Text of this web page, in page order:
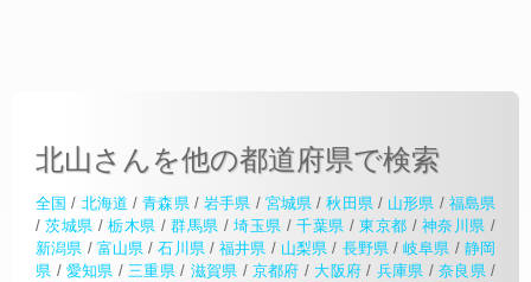
北山さんを他の都道府県で検索
全国 / 北海道 /青森県/ 岩手県 / 宮城県 /秋田県/ 山形県 / 福島県
/茨城県 /栃木県 /群馬県 /埼玉県 /千葉県 /東京都 /神奈川県 /
新潟県 / 富山県 /石川県/福井県 / 山梨県 / 長野県/岐阜県 / 静岡
県 / 愛知県 /三重県 / 滋賀県 / 京都府 / 大阪府 / 兵庫県 / 奈良県/